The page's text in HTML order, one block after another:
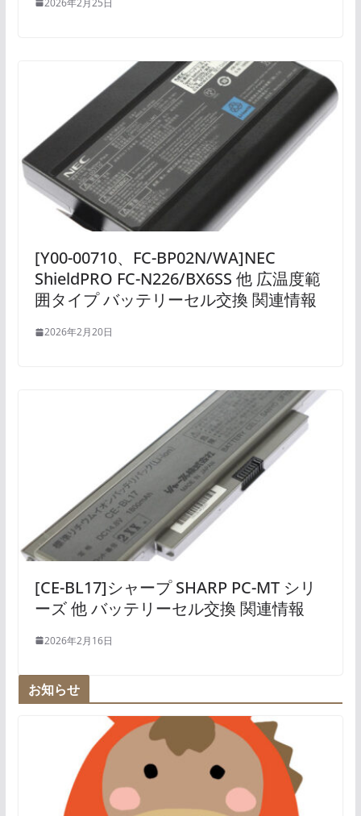
[Y00-00710、FC-BP02N/WA]NEC
ShieldPRO FC-N226/BX6SS 他 広温度範
囲タイプ バッテリーセル交換 関連情報
2026年2月20日
[CE-BL17]シャープ SHARP PC-MT シリ
ーズ 他 バッテリーセル交換 関連情報
2026年2月16日
お知らせ